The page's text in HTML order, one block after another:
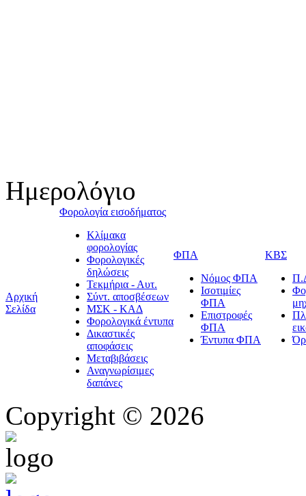
Ημερολόγιο
Αρχική
Σελίδα
Φορολογία εισοδήματος
Κλίμακα
φορολογίας
Φορολογικές
δηλώσεις
Τεκμήρια - Αυτ.
Σύντ. αποσβέσεων
ΜΣΚ - ΚΑΔ
Φορολογικά έντυπα
Δικαστικές
αποφάσεις
Μεταβιβάσεις
Αναγνωρίσιμες
δαπάνες
ΦΠΑ
Νόμος ΦΠΑ
Ισοτιμίες
ΦΠΑ
Επιστροφές
ΦΠΑ
Έντυπα ΦΠΑ
ΚΒΣ
Copyright © 2026